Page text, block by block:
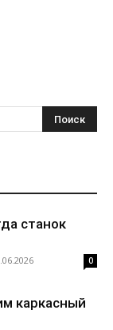
станок
0
каркасный